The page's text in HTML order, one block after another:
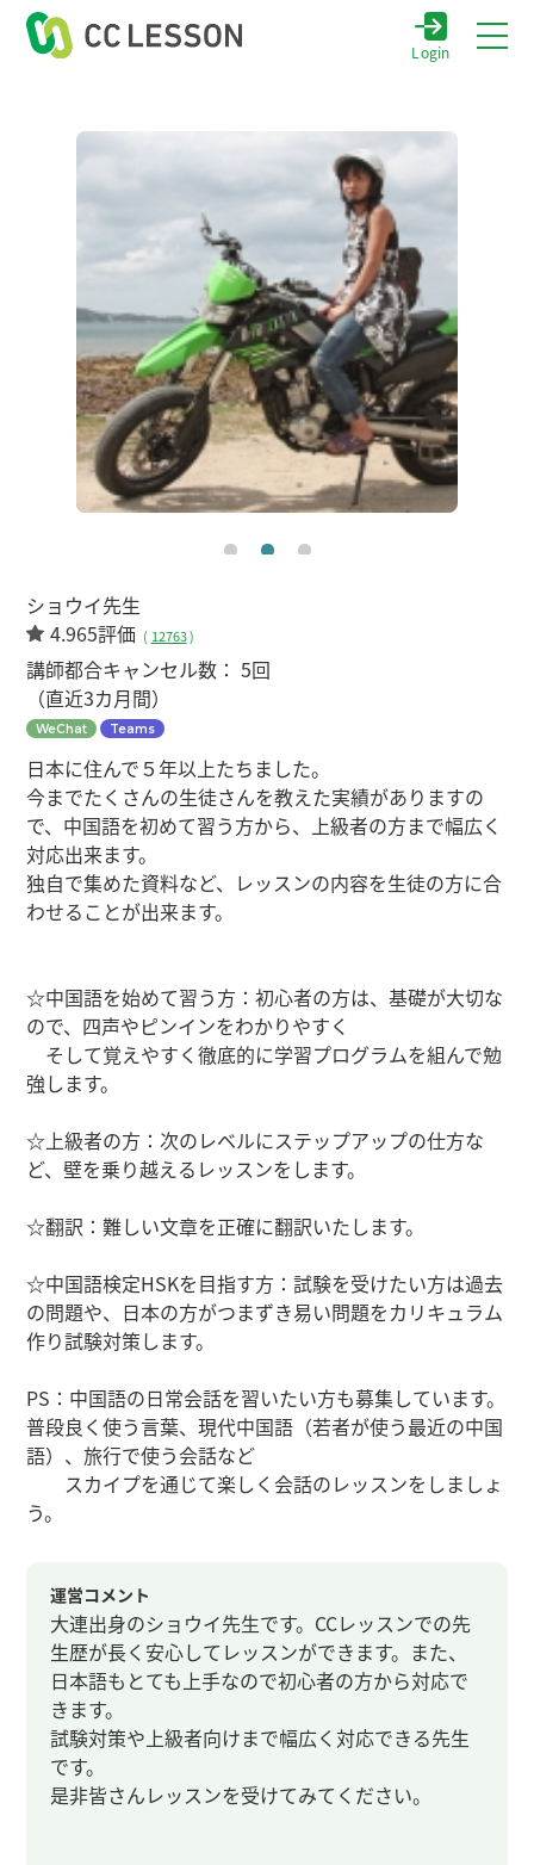
Login
ショウイ先生
4.965評価 ( 12763)
講師都合キャンセル数：5回
（直近3カ月間）
WeChat Teams
日本に住んで５年以上たちました。
今までたくさんの生徒さんを教えた実績がありますの
で、中国語を初めて習う方から、上級者の方まで幅広く
対応出来ます。
独自で集めた資料など、レッスンの内容を生徒の方に合
わせることが出来ます。
☆中国語を始めて習う方：初心者の方は、基礎が大切な
ので、四声やピンインをわかりやすく
そして覚えやすく徹底的に学習プログラムを組んで勉
強します。
☆上級者の方：次のレベルにステップアップの仕方な
ど、壁を乗り越えるレッスンをします。
☆翻訳：難しい文章を正確に翻訳いたします。
☆中国語検定HSKを目指す方：試験を受けたい方は過去
の問題や、日本の方がつまずき易い問題をカリキュラム
作り試験対策します。
PS：中国語の日常会話を習いたい方も募集しています。
普段良く使う言葉、現代中国語（若者が使う最近の中国
語）、旅行で使う会話など
スカイプを通じて楽しく会話のレッスンをしましょ
う。
運営コメント
大連出身のショウイ先生です。CCレッスンでの先
生歴が長く安心してレッスンができます。また、
日本語もとても上手なので初心者の方から対応で
きます。
試験対策や上級者向けまで幅広く対応できる先生
です。
是非皆さんレッスンを受けてみてください。